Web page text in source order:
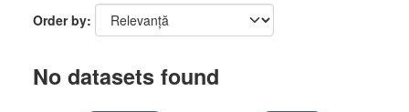
Order by
No datasets found